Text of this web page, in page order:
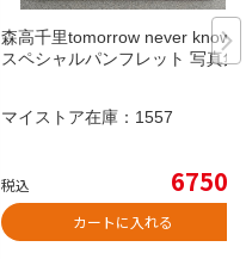
森高千里tomorrow never knows
スペシャルパンフレット 写真集
マイストア在庫： 1557
税込 6750
カートに入れる